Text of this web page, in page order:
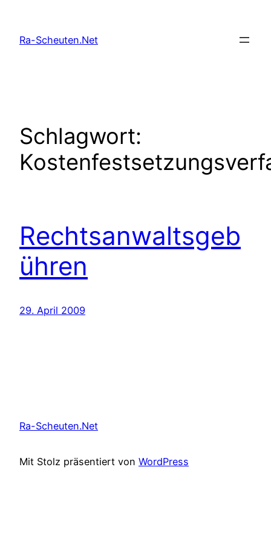
springen
Ra-Scheuten.Net
Schlagwort:
Rechtsanwaltsgeb
ühren
29. April 2009
Ra-Scheuten.Net
Mit Stolz präsentiert von WordPress